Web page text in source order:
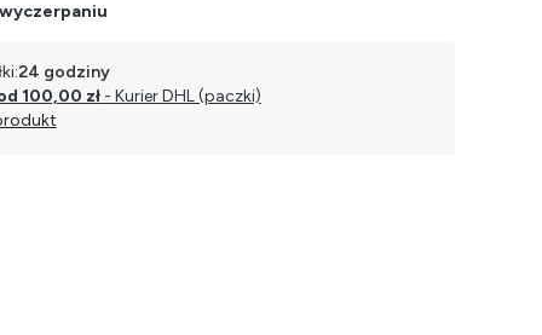
24 godziny
100,00 zł - Kurier DHL (paczki)